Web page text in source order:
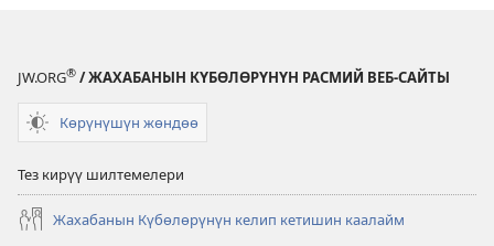
JW.ORG® / ЖАХАБАНЫН КҮБӨЛӨРҮНҮН РАСМИЙ ВЕБ-САЙТЫ
Көрүнүшүн жөндөө
Тез кирүү шилтемелери
Жахабанын Күбөлөрүнүн келип кетишин каалайм